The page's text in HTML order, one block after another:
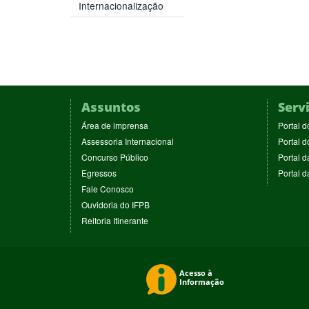
Internacionalização
Assuntos
Área de imprensa
em
nova
Assessoria Internacional
Concurso Público
Egressos(abre
nova
janela)
Fale Conosco
em
nova
janela)
Ouvidoria do IFPB(abre
Reitoria Itinerante(abre
Portal
Portal
Portal
Portal